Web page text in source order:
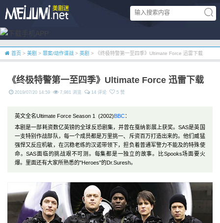
首页 > 美剧 > 罪案/动作谍战 > 英剧 > 《终极特警第一至四季》Ultimate Force 迅雷下载
《终极特警第一至四季》Ultimate Force 迅雷下载
2019/07/20 14:59 7,981 浏览 14 评论 5 赞
英文全名Ultimate Force Season 1 (2002)BBC：
本剧是一部耗资数亿英镑的全球反恐剧集，并曾在戛纳影展上获奖。SAS是英国
一支特别作战部队，每一个成员都是万里挑一、斥资百万打造出来的。他们威猛
强悍又反应机敏，在沉稳老练的汉诺带领下，担负着普通军警力不能及的特殊使
命。SAS面临的挑战艰不可测。每集都是一独立的故事。比Spooks场面要火
爆。里面还有大家所熟悉的"Heroes"的Dr.Suresh。